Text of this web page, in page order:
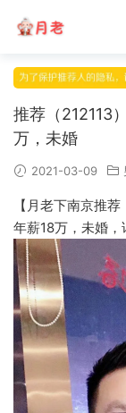
推荐（212113
万，未婚
2021-03-09
【月老下南京推
年薪18万，未婚，